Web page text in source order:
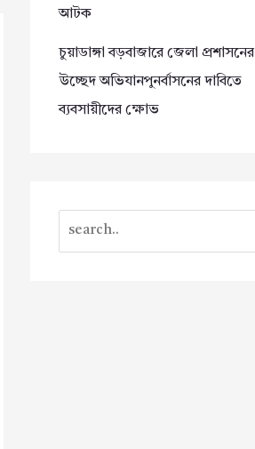
আটক
চুয়াডাঙ্গা বড়বাজারে জেলা প্রশাসনের
উচ্ছেদ অভিযানপুনর্বাসনের দাবিতে
ব্যবসায়ীদের ক্ষোভ